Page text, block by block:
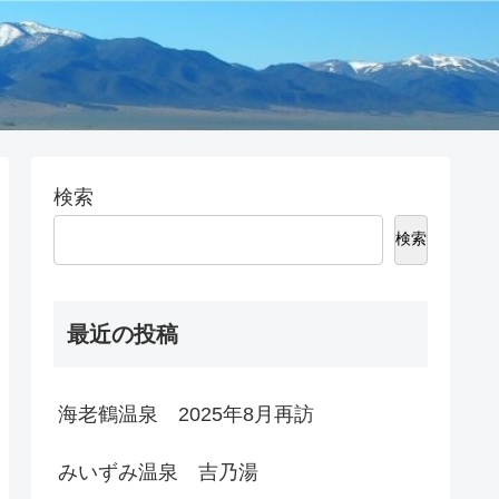
検索
検索
最近の投稿
海老鶴温泉 2025年8月再訪
みいずみ温泉 吉乃湯